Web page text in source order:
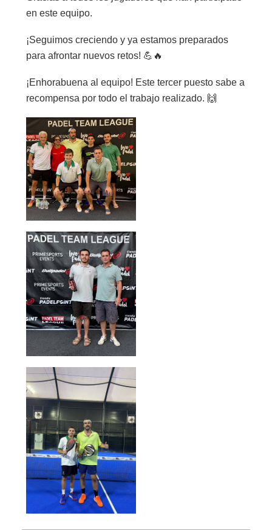
en este equipo.
¡Seguimos creciendo y ya estamos preparados
para afrontar nuevos retos! 💪🔥
¡Enhorabuena al equipo! Este tercer puesto sabe a
recompensa por todo el trabajo realizado. 🙌